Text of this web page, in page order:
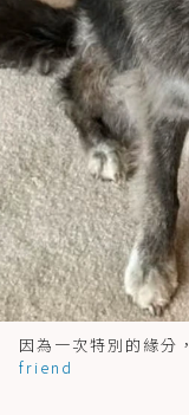
因為一次特別的緣分
friend